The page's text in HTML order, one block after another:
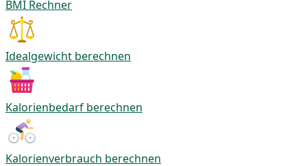
BMI Rechner
Idealgewicht berechnen
Kalorienbedarf berechnen
Kalorienverbrauch berechnen